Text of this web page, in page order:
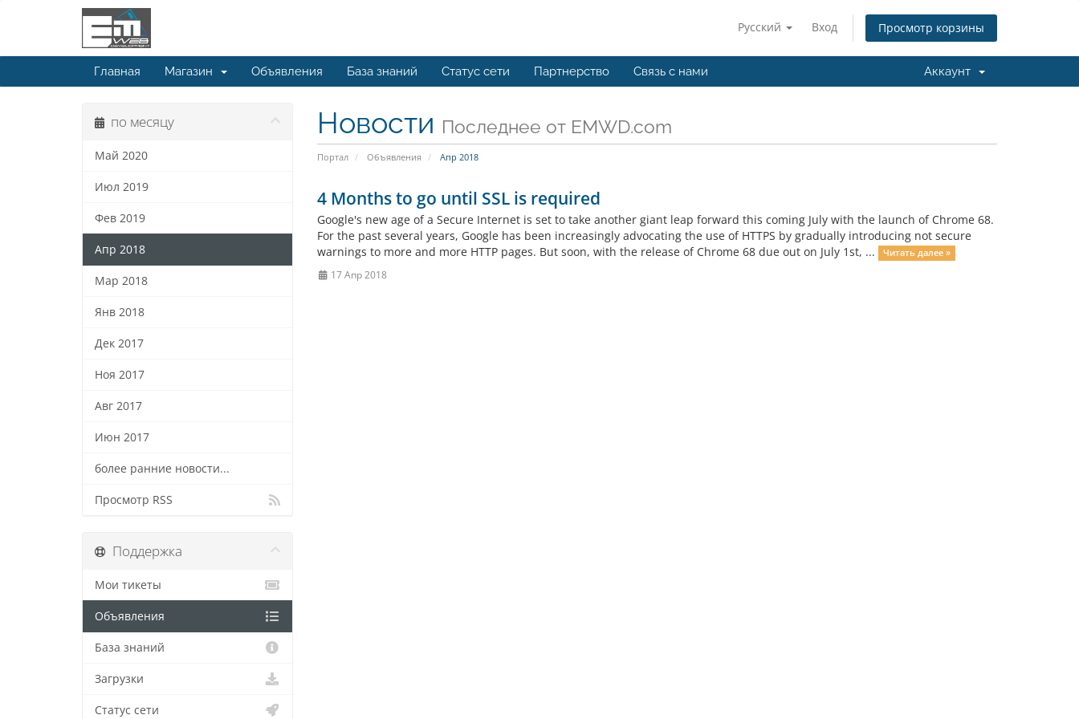
Русский Вход Просмотр корзины
Главная Магазин Объявления База знаний Статус сети Партнерство Связь с нами Аккаунт
Новости Последнее от EMWD.com
Портал Объявления Апр 2018
по месяцу
Май 2020
Июл 2019
Фев 2019
Апр 2018
Мар 2018
Янв 2018
Дек 2017
Ноя 2017
Авг 2017
Июн 2017
более ранние новости...
Просмотр RSS
4 Months to go until SSL is required
Google's new age of a Secure Internet is set to take another giant leap forward this coming July with the launch of Chrome 68.
For the past several years, Google has been increasingly advocating the use of HTTPS by gradually introducing not secure
warnings to more and more HTTP pages. But soon, with the release of Chrome 68 due out on July 1st, ...
Читать далее »
17 Апр 2018
Поддержка
Мои тикеты
Объявления
База знаний
Загрузки
Статус сети